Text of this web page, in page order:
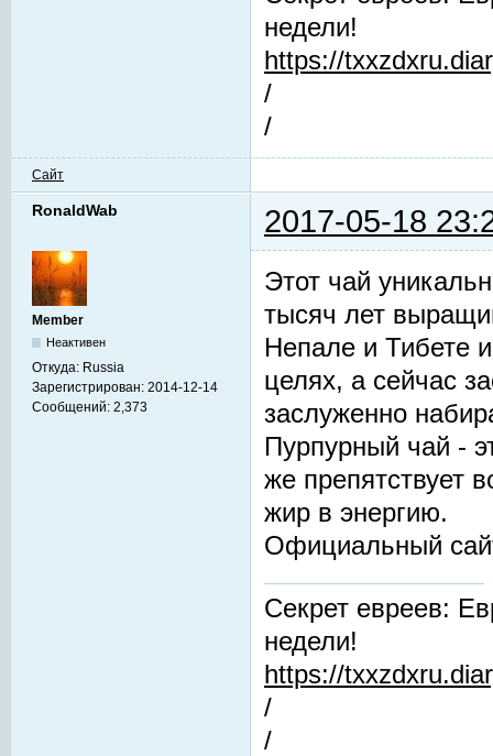
недели!
https://
/
/
Сайт
RonaldWab 2017-05-18
Member
Неактивен
Откуда: Russia
Зарегистрирован: 2014-12-14
Сообщений: 2,373
Этот чай
тысяч лет
Непале и Тибете
целях, а сейчас
заслуженно
Пурпурный чай -
же препятствует
жир в энергию.
Официальный
Секрет евреев:
недели!
https://
/
/